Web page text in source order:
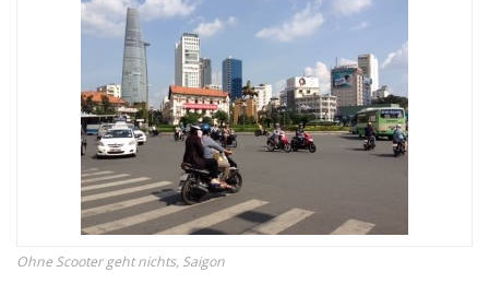
Ohne Scooter geht nichts, Saigon